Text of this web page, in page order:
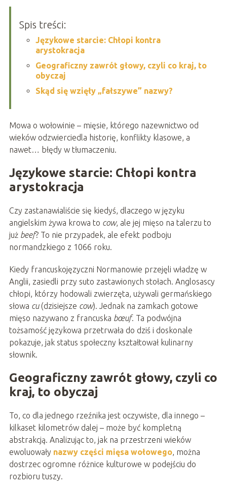
Spis treści:
Językowe starcie: Chłopi kontra
arystokracja
Geograficzny zawrót głowy, czyli co kraj, to
obyczaj
Skąd się wzięły „fałszywe” nazwy?
Mowa o wołowinie – mięsie, którego nazewnictwo od
wieków odzwierciedla historię, konflikty klasowe, a
nawet… błędy w tłumaczeniu.
Językowe starcie: Chłopi kontra
arystokracja
Czy zastanawialiście się kiedyś, dlaczego w języku
angielskim żywa krowa to cow, ale jej mięso na talerzu to
już beef? To nie przypadek, ale efekt podboju
normandzkiego z 1066 roku.
Kiedy francuskojęzyczni Normanowie przejęli władzę w
Anglii, zasiedli przy suto zastawionych stołach. Anglosascy
chłopi, którzy hodowali zwierzęta, używali germańskiego
słowa cu(dzisiejsze cow). Jednak na zamkach gotowe
mięso nazywano z francuska bœuf. Ta podwójna
tożsamość językowa przetrwała do dziś i doskonale
pokazuje, jak status społeczny kształtował kulinarny
słownik.
Geograficzny zawrót głowy, czyli co
kraj, to obyczaj
To, co dla jednego rzeźnika jest oczywiste, dla innego –
kilkaset kilometrów dalej – może być kompletną
abstrakcją. Analizując to, jak na przestrzeni wieków
ewoluowały nazwy części mięsa wołowego, można
dostrzec ogromne różnice kulturowe w podejściu do
rozbioru tuszy.